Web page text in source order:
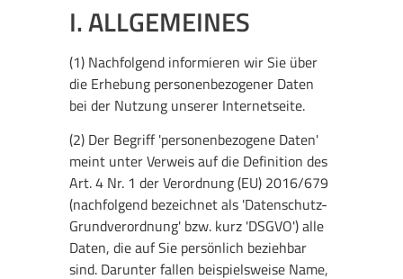
I. ALLGEMEINES
(1) Nachfolgend informieren wir Sie über
die Erhebung personenbezogener Daten
bei der Nutzung unserer Internetseite.
(2) Der Begriff 'personenbezogene Daten'
meint unter Verweis auf die Definition des
Art. 4 Nr. 1 der Verordnung (EU) 2016/679
(nachfolgend bezeichnet als 'Datenschutz-
Grundverordnung' bzw. kurz 'DSGVO') alle
Daten, die auf Sie persönlich beziehbar
sind. Darunter fallen beispielsweise Name,